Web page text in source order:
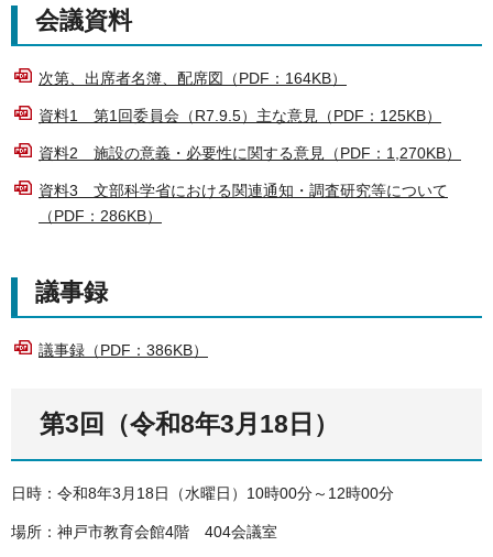
会議資料
次第、出席者名簿、配席図（PDF：164KB）
資料1 第1回委員会（R7.9.5）主な意見（PDF：125KB）
資料2 施設の意義・必要性に関する意見（PDF：1,270KB）
資料3 文部科学省における関連通知・調査研究等について
（PDF：286KB）
議事録
議事録（PDF：386KB）
第3回（令和8年3月18日）
日時：令和8年3月18日（水曜日）10時00分～12時00分
場所：神戸市教育会館4階 404会議室